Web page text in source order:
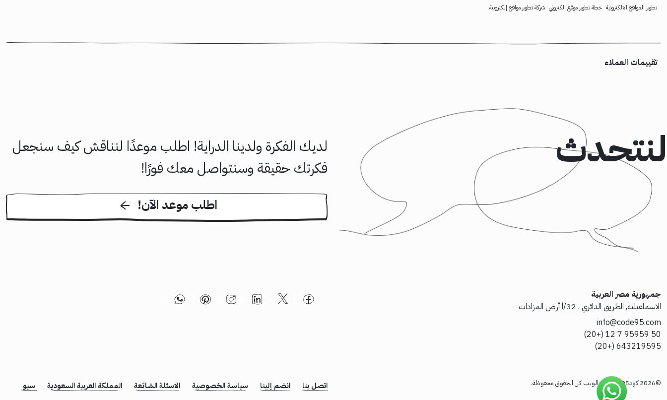
تطوير المواقع الالكترونية خطة تطوير موقع الكتروني شركة تطوير مواقع إلكترونية
تقييمات العملاء
لنتحدث
لديك الفكرة ولدينا الدراية! اطلب موعدًا لنناقش كيف سنجعل
فكرتك حقيقة وسنتواصل معك فورًا!
!اطلب موعد الآن
جمهورية مصر العربية
الاسماعيلية, الطريق الدائري . 32/أ أرض المزادات
info@code95.com
50 95959 7 12 (+20)
643219595 (+20)
©2026 كود95 لتقنيات الويب كل الحقوق محفوظة. اتصل بنا انضم إلينا سياسة الخصوصية الاسئلة الشائعة المملكة العربية السعودية سيو